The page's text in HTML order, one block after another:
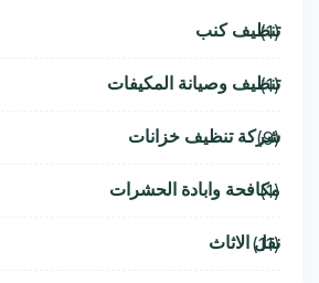
تنظيف كنب
(1)
تنظيف وصيانة المكيفات
(1)
شركة تنظيف خزانات
(9)
مكافحة وابادة الحشرات
(1)
نقل الاثاث
(11)